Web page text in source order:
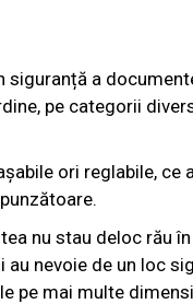
siguranță a
pe categorii
ori reglabile, ce
nu stau deloc rău
nevoie de un loc
pe mai multe